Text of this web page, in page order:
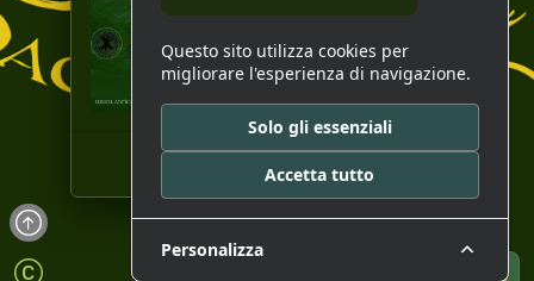
Questo sito utilizza cookies per
migliorare l'esperienza di navigazione.
Solo gli essenziali
Accetta tutto
Personalizza